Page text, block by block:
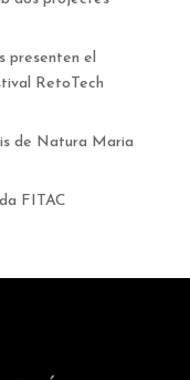
presenten el
RetoTech
de Natura Maria
FITAC